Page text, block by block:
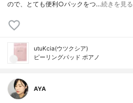
ので、とても便利○パックをつ…続きを見る
utuKcia(ウツクシア)
ピーリングパッド ポアノ
AYA